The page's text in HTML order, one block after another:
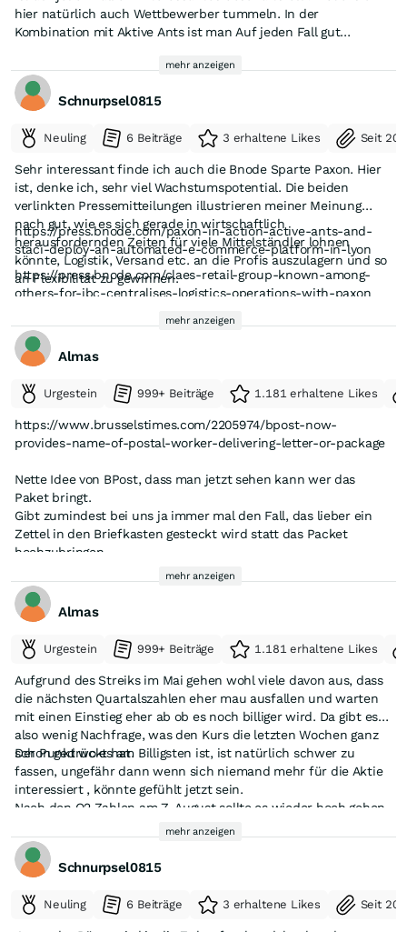
hier natürlich auch Wettbewerber tummeln. In der
Kombination mit Aktive Ants ist man Auf jeden Fall gut
sollte es in den Bereich weniger Schwankungen geben weil
sich die Kunden langfristig binden.
mehr anzeigen
Schnurpsel0815
Neuling 6 Beiträge 3 erhaltene Likes Seit
Sehr interessant finde ich auch die Bnode Sparte Paxon. Hier
ist, denke ich, sehr viel Wachstumspotential. Die beiden
verlinkten Pressemitteilungen illustrieren meiner Meinung
nach gut, wie es sich gerade in wirtschaftlich
herausfordernden Zeiten für viele Mittelständler lohnen
könnte, Logistik, Versand etc. an die Profis auszulagern und so
an Flexibilität zu gewinnen.
https://press.bnode.com/paxon-in-action-active-ants-and-
staci-deploy-an-automated-e-commerce-platform-in-lyon
https://press.bnode.com/claes-retail-group-known-among-
others-for-jbc-centralises-logistics-operations-with-paxon
mehr anzeigen
Almas
Urgestein 999+ Beiträge 1.181 erhaltene Likes
https://www.brusselstimes.com/2205974/bpost-now-
provides-name-of-postal-worker-delivering-letter-or-package
Nette Idee von BPost, dass man jetzt sehen kann wer das
Paket bringt.
Gibt zumindest bei uns ja immer mal den Fall, das lieber ein
Zettel in den Briefkasten gesteckt wird statt das Packet
hochzubringen.
So Schluffies kann man beim Nächsten mal zur Rede stellen
oder wenns nicht besser wird anschärzen.
Oder sagen wir es positiver - das könnte zu einen verbesserten
Service beitragen
mehr anzeigen
Almas
Urgestein 999+ Beiträge 1.181 erhaltene Likes
Aufgrund des Streiks im Mai gehen wohl viele davon aus, dass
die nächsten Quartalszahlen eher mau ausfallen und warten
mit einen Einstieg eher ab ob es noch billiger wird. Da gibt es
also wenig Nachfrage, was den Kurs die letzten Wochen ganz
schon gedrückt hat.
Der Punkt wo es am Billigsten ist, ist natürlich schwer zu
fassen, ungefähr dann wenn sich niemand mehr für die Aktie
interessiert , könnte gefühlt jetzt sein.
Nach den Q2 Zahlen am 7. August sollte es wieder hoch gehen,
schon weil danach keine schlechten Nachrichten mehr
Falls die Jahresziehle bestätigt werden, wäre das sogar ein
echter Schub.
Es ist ein Koriosum der Börse, dass niemand Aktien am
mehr anzeigen
Schnurpsel0815
Neuling 6 Beiträge 3 erhaltene Likes Seit